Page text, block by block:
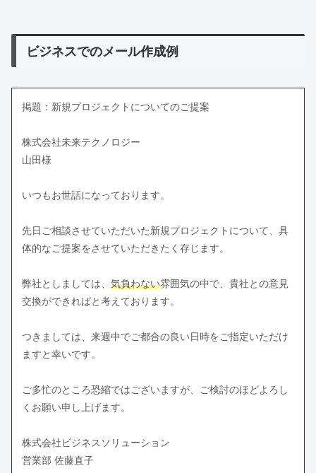
ビジネスでのメール作成例
掲題：新規プロジェクトについてのご提案
株式会社未来テクノロジー
山田様
いつもお世話になっております。
先日ご相談させていただいた新規プロジェクトについて、具
体的なご提案をさせていただきたく存じます。
弊社としましては、 気負わない雰囲気の中で、貴社との意見
交換ができればと考えております。
つきましては、来週中でご都合の良い日時をご指定いただけ
ますと幸いです。
ご多忙のところ恐縮ではございますが、ご検討のほどよろし
くお願い申し上げます。
株式会社ビジネスソリューション
営業部 佐藤直子